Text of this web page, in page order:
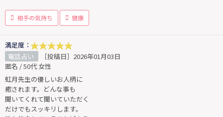
相手の気持ち 健康
満足度：
電話占い
［投稿日］2026年01月03日
匿名 / 50代 女性
虹月先生の優しいお人柄に
癒されます。どんな事も
聞いてくれて聞いていただく
だけでもスッキリします。